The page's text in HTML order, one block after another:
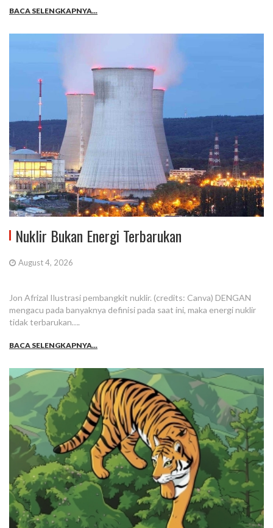
BACA SELENGKAPNYA...
Nuklir Bukan Energi Terbarukan
August 4, 2026
Jon Afrizal Ilustrasi pembangkit nuklir. (credits: Canva) DENGAN
mengacu pada banyaknya definisi pada saat ini, maka energi nuklir
tidak terbarukan….
BACA SELENGKAPNYA...